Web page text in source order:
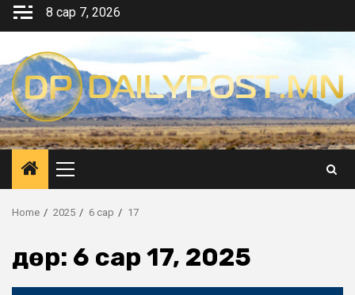
Skip
8 сар 7, 2026
Primary
Menu
Home 2025 6 сар 17
Өдөр: 6 сар 17, 2025